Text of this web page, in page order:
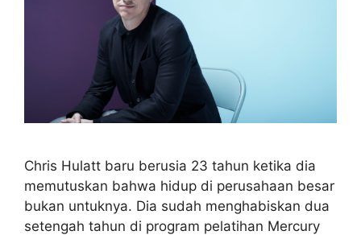
Chris Hulatt baru berusia 23 tahun ketika dia
memutuskan bahwa hidup di perusahaan besar
bukan untuknya. Dia sudah menghabiskan dua
setengah tahun di program pelatihan Mercury